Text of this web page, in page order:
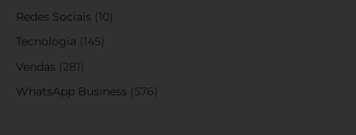
Redes Sociais (10)
Tecnologia (145)
Vendas (281)
WhatsApp Business (576)